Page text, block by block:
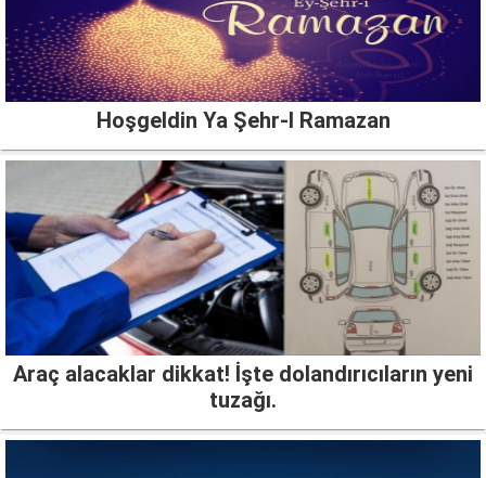
Hoşgeldin Ya Şehr-I Ramazan
Araç alacaklar dikkat! İşte dolandırıcıların yeni
tuzağı.